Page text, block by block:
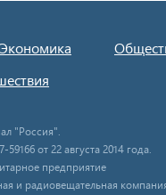
Экономика
"Россия".
от 22 августа 2014 года.
предприятие
и радиовещательная